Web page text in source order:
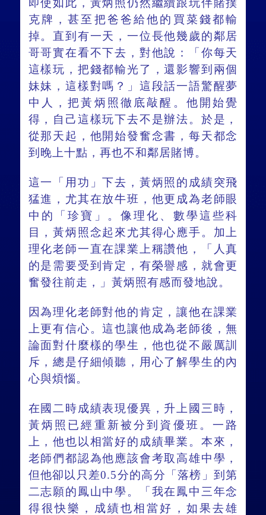
即使如此，黃炳照仍然繼續跟玩伴賭撲
克牌，甚至把爸爸給他的買菜錢都輸
掉。直到有一天，一位長他幾歲的鄰居
哥哥實在看不下去，對他說：「你每天
這樣玩，把錢都輸光了，還影響到兩個
妹妹，這樣對嗎？」這段話一語驚醒夢
中人，把黃炳照徹底敲醒。他開始覺
得，自己這樣玩下去不是辦法。於是，
從那天起，他開始發奮念書，每天都念
到晚上十點，再也不和鄰居賭博。
這一「用功」下去，黃炳照的成績突飛
猛進，尤其在放牛班，他更成為老師眼
中的「珍寶」。像理化、數學這些科
目，黃炳照念起來尤其得心應手。加上
理化老師一直在課業上稱讚他，「人真
的是需要受到肯定，有榮譽感，就會更
奮發往前走，」黃炳照有感而發地說。
因為理化老師對他的肯定，讓他在課業
上更有信心。這也讓他成為老師後，無
論面對什麼樣的學生，他也從不嚴厲訓
斥，總是仔細傾聽，用心了解學生的內
心與煩惱。
在國二時成績表現優異，升上國三時，
黃炳照已經重新被分到資優班。一路
上，他也以相當好的成績畢業。本來，
老師們都認為他應該會考取高雄中學，
但他卻以只差0.5分的高分「落榜」到第
二志願的鳳山中學。「我在鳳中三年念
得很快樂，成績也相當好，如果去雄